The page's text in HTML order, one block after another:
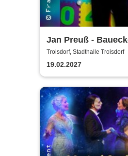
Jan Preuß -
Troisdorf, Stadthalle Troisdorf
19.02.2027